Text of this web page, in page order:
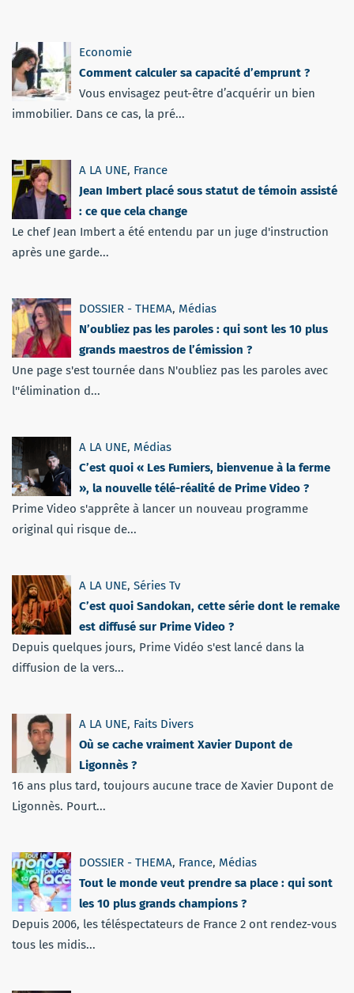
Economie
Comment calculer sa capacité d’emprunt ?
Vous envisagez peut-être d’acquérir un bien
immobilier. Dans ce cas, la pré...
A LA UNE, France
Jean Imbert placé sous statut de témoin assisté
: ce que cela change
Le chef Jean Imbert a été entendu par un juge d'instruction
après une garde...
DOSSIER - THEMA, Médias
N’oubliez pas les paroles : qui sont les 10 plus
grands maestros de l’émission ?
Une page s'est tournée dans N'oubliez pas les paroles avec
l''élimination d...
A LA UNE, Médias
C’est quoi « Les Fumiers, bienvenue à la ferme
», la nouvelle télé-réalité de Prime Video ?
Prime Video s'apprête à lancer un nouveau programme
original qui risque de...
A LA UNE, Séries Tv
C’est quoi Sandokan, cette série dont le remake
est diffusé sur Prime Video ?
Depuis quelques jours, Prime Vidéo s'est lancé dans la
diffusion de la vers...
A LA UNE, Faits Divers
Où se cache vraiment Xavier Dupont de
Ligonnès ?
16 ans plus tard, toujours aucune trace de Xavier Dupont de
Ligonnès. Pourt...
DOSSIER - THEMA, France, Médias
Tout le monde veut prendre sa place : qui sont
les 10 plus grands champions ?
Depuis 2006, les téléspectateurs de France 2 ont rendez-vous
tous les midis...